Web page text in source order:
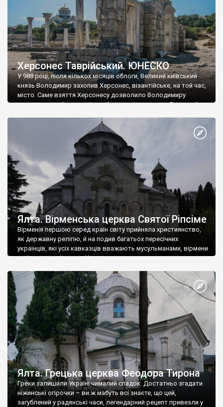
Херсонес Таврійський. ЮНЕСКО
У 988 році, після кількох місяців облоги, Великий київський
князь Володимир захопив Херсонес, візантійське, на той час,
місто. Саме взяття Херсонесу дозволило Володимиру
диктувати свої умови візантійському імператору Василю ІІ, та
Херсонесі Володимир-язичник, став Василем-християнином.
А потім було Хрещення Русі. На честь Херсонесу Таврійського
Ялта. Вірменська церква Святої Ріпсіме
Вірменія першою серед країн світу прийняла християнство,
як державну релігію, й на подив багатьох пересічних
українців, які усіх кавказців вважають мусульманами, вірмени
є відданими вірянами Христа
Ялта. Грецька церква Феодора Тирона
Греки залишили Україні чималий спадок. Достатньо згадати
ніжинські огірочки – ви ж мабуть всі знаєте, що цей,
загублений у радянські часи, легендарний рецепт привезли у